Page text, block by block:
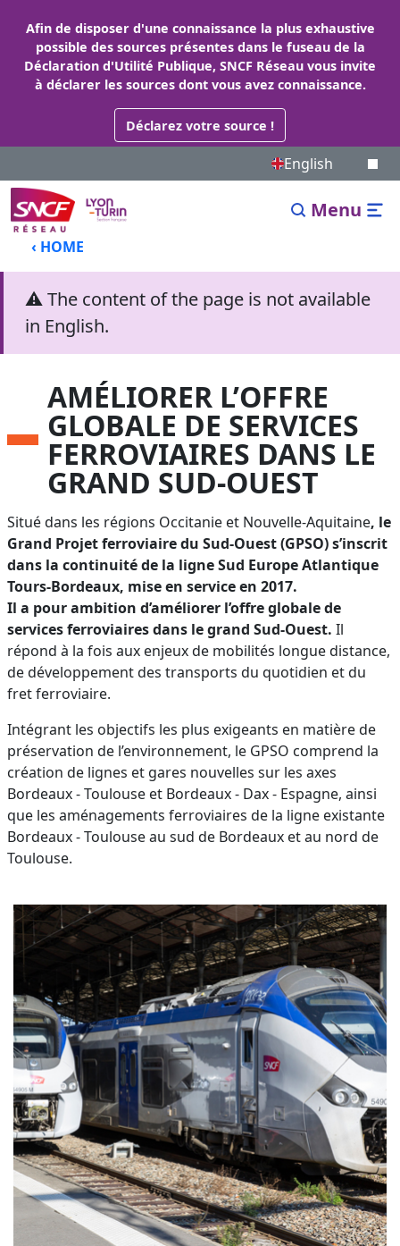
Afin de disposer d'une connaissance la plus exhaustive
possible des sources présentes dans le fuseau de la
Déclaration d'Utilité Publique, SNCF Réseau vous invite
à déclarer les sources dont vous avez connaissance.
Déclarez votre source !
English
Menu
‹ HOME
⚠ The content of the page is not available
in English.
AMÉLIORER L’OFFRE
GLOBALE DE SERVICES
FERROVIAIRES DANS LE
GRAND SUD-OUEST
Situé dans les régions Occitanie et Nouvelle-Aquitaine, le
Grand Projet ferroviaire du Sud-Ouest (GPSO)s’inscrit
dans la continuité de la ligne Sud Europe Atlantique
Tours-Bordeaux, mise en service en 2017.
Il a pour ambition d’améliorer l’offre globale de
services ferroviaires dans le grand Sud-Ouest. Il
répond à la fois aux enjeux de mobilités longue distance,
de développement des transports du quotidien et du
fret ferroviaire.
Intégrant les objectifs les plus exigeants en matière de
préservation de l’environnement, le GPSO comprend la
création de lignes et gares nouvelles sur les axes
Bordeaux - Toulouse et Bordeaux - Dax - Espagne, ainsi
que les aménagements ferroviaires de la ligne existante
Bordeaux - Toulouse au sud de Bordeaux et au nord de
Toulouse.